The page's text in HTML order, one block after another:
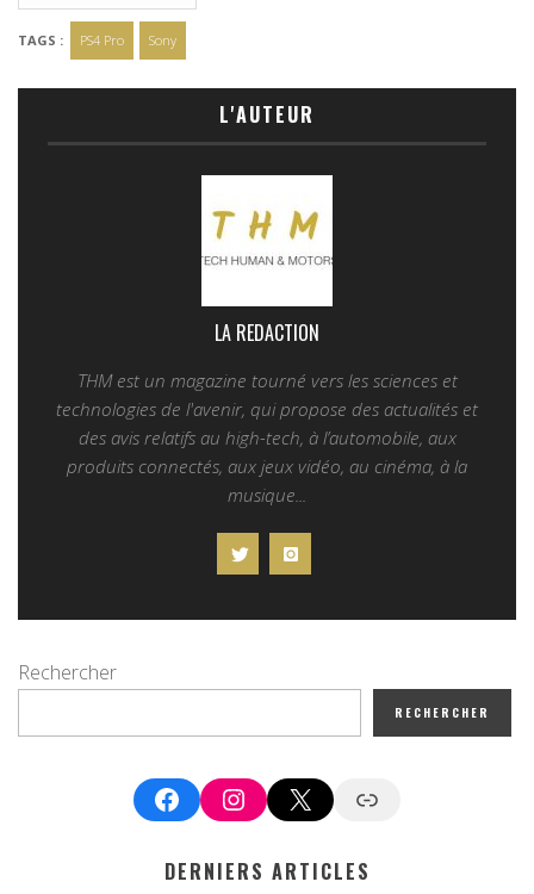
TAGS : PS4 Pro Sony
L'AUTEUR
LA REDACTION
THM est un magazine tourné vers les sciences et
technologies de l'avenir, qui propose des actualités et
des avis relatifs au high-tech, à l’automobile, aux
produits connectés, aux jeux vidéo, au cinéma, à la
musique...
Rechercher
RECHERCHER
FacebookInstagram
X Google News
DERNIERS ARTICLES